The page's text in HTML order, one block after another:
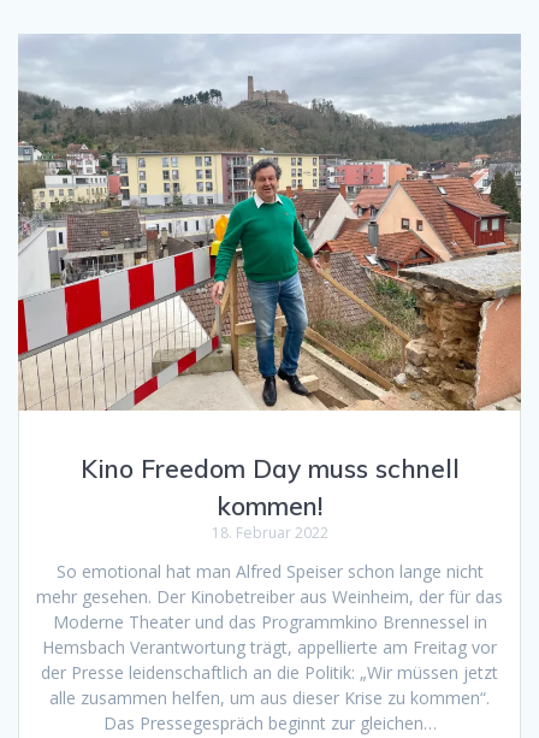
Kino Freedom Day muss schnell
kommen!
18. Februar 2022
So emotional hat man Alfred Speiser schon lange nicht
mehr gesehen. Der Kinobetreiber aus Weinheim, der für das
Moderne Theater und das Programmkino Brennessel in
Hemsbach Verantwortung trägt, appellierte am Freitag vor
der Presse leidenschaftlich an die Politik: „Wir müssen jetzt
alle zusammen helfen, um aus dieser Krise zu kommen“.
Das Pressegespräch beginnt zur gleichen…